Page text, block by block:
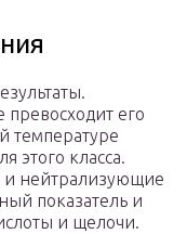
превосходит его
температуре
этого класса.
нейтрализующие
показатель и
и щелочи.